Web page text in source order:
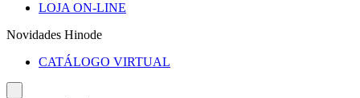
LOJA ON-LINE
Novidades Hinode
CATÁLOGO VIRTUAL